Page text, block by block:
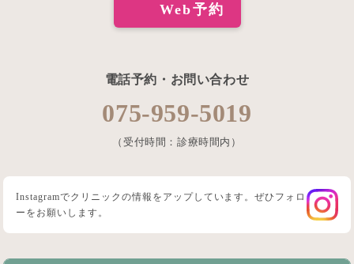
Web予約
電話予約・お問い合わせ
075-959-5019
（受付時間：診療時間内）
Instagramでクリニックの情報をアップしています。ぜひフォロ
ーをお願いします。